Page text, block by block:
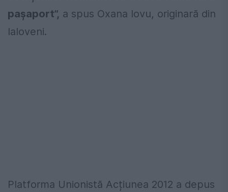
pașaport”, a spus Oxana Iovu, originară din
Ialoveni.
Platforma Unionistă Acțiunea 2012 a depus